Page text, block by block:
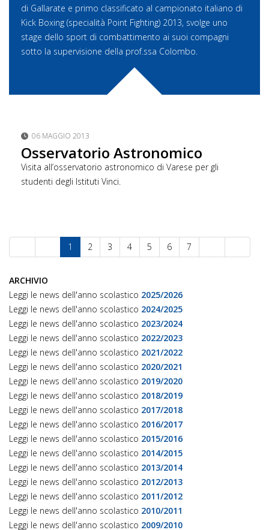
di Gallarate e primo classificato al campionato italiano di
Kick Boxing (specialità Point Fighting) 2013, svolge uno
stage dello sport di combattimento ai suoi compagni
sotto la supervisione della prof.ssa Colombo.
06 MAGGIO 2013
Osservatorio Astronomico
Visita all’osservatorio astronomico di Varese per gli
studenti degli Istituti Vinci.
1 2 3 4 5 6 7
ARCHIVIO
Leggi le news dell'anno scolastico 2025/2026
Leggi le news dell'anno scolastico 2024/2025
Leggi le news dell'anno scolastico 2023/2024
Leggi le news dell'anno scolastico 2022/2023
Leggi le news dell'anno scolastico 2021/2022
Leggi le news dell'anno scolastico 2020/2021
Leggi le news dell'anno scolastico 2019/2020
Leggi le news dell'anno scolastico 2018/2019
Leggi le news dell'anno scolastico 2017/2018
Leggi le news dell'anno scolastico 2016/2017
Leggi le news dell'anno scolastico 2015/2016
Leggi le news dell'anno scolastico 2014/2015
Leggi le news dell'anno scolastico 2013/2014
Leggi le news dell'anno scolastico 2012/2013
Leggi le news dell'anno scolastico 2011/2012
Leggi le news dell'anno scolastico 2010/2011
Leggi le news dell'anno scolastico 2009/2010